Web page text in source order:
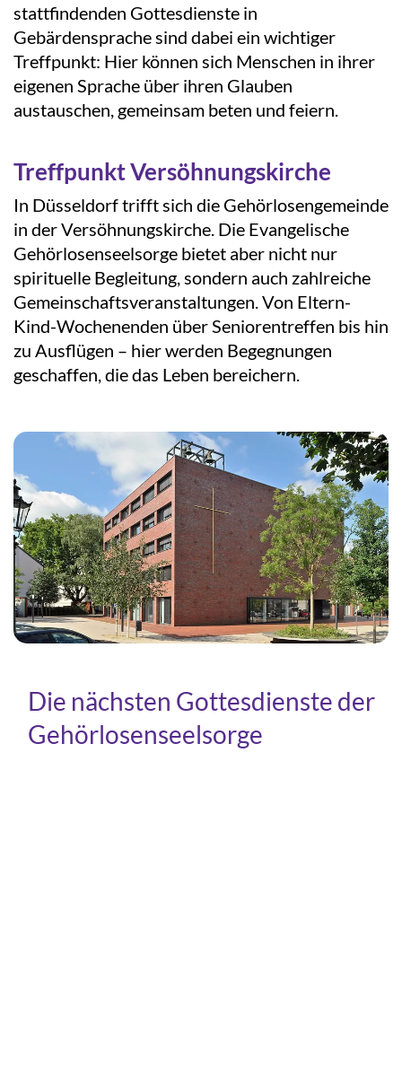
stattfindenden Gottesdienste in
Gebärdensprache sind dabei ein wichtiger
Treffpunkt: Hier können sich Menschen in ihrer
eigenen Sprache über ihren Glauben
austauschen, gemeinsam beten und feiern.
Treffpunkt Versöhnungskirche
In Düsseldorf trifft sich die Gehörlosengemeinde
in derVersöhnungskirche . Die Evangelische
Gehörlosenseelsorge bietet aber nicht nur
spirituelle Begleitung, sondern auch zahlreiche
Gemeinschaftsveranstaltungen. Von Eltern-
Kind-Wochenenden über Seniorentreffen bis hin
zu Ausflügen – hier werden Begegnungen
geschaffen, die das Leben bereichern.
Die nächsten Gottesdienste der
Gehörlosenseelsorge